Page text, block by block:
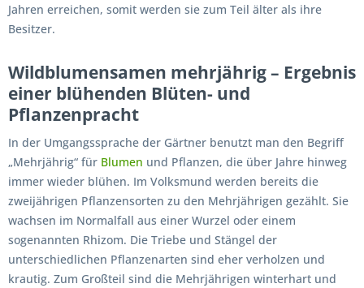
Jahren erreichen, somit werden sie zum Teil älter als ihre
Besitzer.
Wildblumensamen mehrjährig – Ergebnis
einer blühenden Blüten- und
Pflanzenpracht
In der Umgangssprache der Gärtner benutzt man den Begriff
„Mehrjährig“ für Blumen und Pflanzen, die über Jahre hinweg
immer wieder blühen. Im Volksmund werden bereits die
zweijährigen Pflanzensorten zu den Mehrjährigen gezählt. Sie
wachsen im Normalfall aus einer Wurzel oder einem
sogenannten Rhizom. Die Triebe und Stängel der
unterschiedlichen Pflanzenarten sind eher verholzen und
krautig. Zum Großteil sind die Mehrjährigen winterhart und